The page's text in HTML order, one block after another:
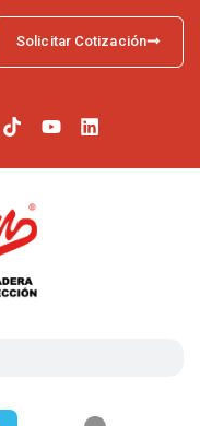
Solicitar Cotización